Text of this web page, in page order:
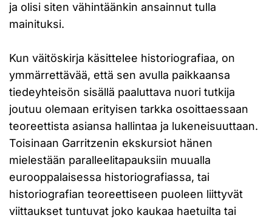
ja olisi siten vähintäänkin ansainnut tulla
mainituksi.
Kun väitöskirja käsittelee historiografiaa, on
ymmärrettävää, että sen avulla paikkaansa
tiedeyhteisön sisällä paaluttava nuori tutkija
joutuu olemaan erityisen tarkka osoittaessaan
teoreettista asiansa hallintaa ja lukeneisuuttaan.
Toisinaan Garritzenin ekskursiot hänen
mielestään paralleelitapauksiin muualla
eurooppalaisessa historiografiassa, tai
historiografian teoreettiseen puoleen liittyvät
viittaukset tuntuvat joko kaukaa haetuilta tai